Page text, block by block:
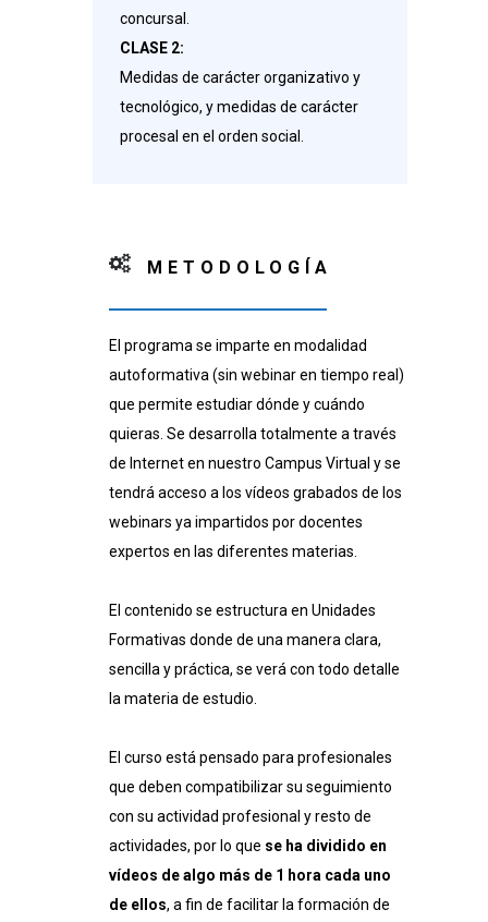
concursal.
CLASE 2:
Medidas de carácter organizativo y
tecnológico, y medidas de carácter
procesal en el orden social.
METODOLOGÍA
El programa se imparte en modalidad
autoformativa (sin webinar en tiempo real)
que permite estudiar dónde y cuándo
quieras. Se desarrolla totalmente a través
de Internet en nuestro Campus Virtual y se
tendrá acceso a los vídeos grabados de los
webinars ya impartidos por docentes
expertos en las diferentes materias.
El contenido se estructura en Unidades
Formativas donde de una manera clara,
sencilla y práctica, se verá con todo detalle
la materia de estudio.
El curso está pensado para profesionales
que deben compatibilizar su seguimiento
con su actividad profesional y resto de
actividades, por lo que se ha dividido en
vídeos de algo más de 1 hora cada uno
de ellos, a fin de facilitar la formación de